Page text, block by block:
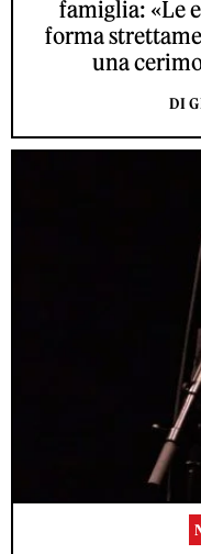
famiglia: «Le
forma
una
DI